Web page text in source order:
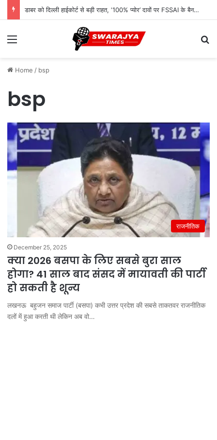
डाबर को दिल्ली हाईकोर्ट से बड़ी राहत, ‘100% प्योर’ दावों पर FSSAI के बैन आदेश पर लगी रोक
Menu
Home / bsp
bsp
राजनीतिक
December 25, 2025
क्या 2026 बसपा के लिए सबसे बुरा साल
होगा? 41 साल बाद संसद में मायावती की पार्टी
हो सकती है शून्य
लखनऊ बहुजन समाज पार्टी (बसपा) कभी उत्तर प्रदेश की सबसे ताकतवर राजनीतिक
दलों में हुआ करती थी लेकिन अब वो…